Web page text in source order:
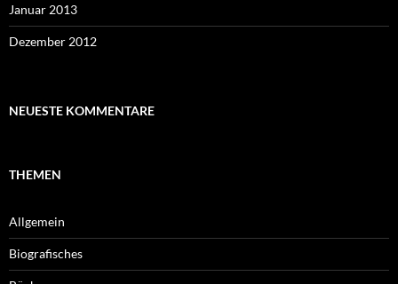
Januar 2013
Dezember 2012
NEUESTE KOMMENTARE
THEMEN
Allgemein
Biografisches